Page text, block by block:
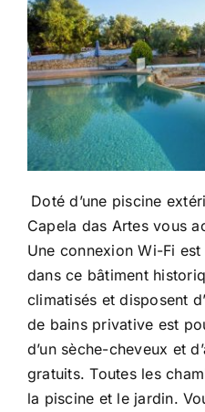
Doté d’une piscine
Capela das Artes vous
Une connexion Wi-Fi
dans ce bâtiment
climatisés et disposent
de bains privative est
d’un sèche-cheveux et
gratuits. Toutes les
la piscine et le jardin.